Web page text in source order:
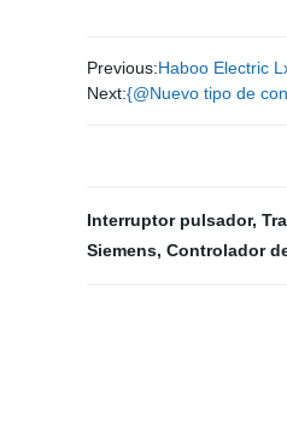
Previous:Haboo Electric
Next:{@Nuevo tipo de
Interruptor pulsador,
Siemens, Controlador